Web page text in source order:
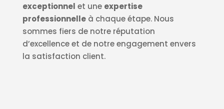
exceptionnel et une expertise
professionnelleà chaque étape. Nous
sommes fiers de notre réputation
d’excellence et de notre engagement envers
la satisfaction client.